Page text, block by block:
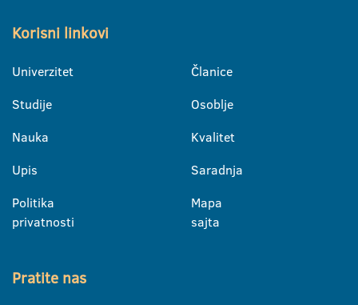
Korisni linkovi
Univerzitet
Studije
Nauka
Upis
Politika
privatnosti
Članice
Osoblje
Kvalitet
Saradnja
Mapa
sajta
Pratite nas